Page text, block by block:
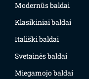
Modernūs baldai
Klasikiniai baldai
Itališki baldai
Svetainės baldai
Miegamojo baldai